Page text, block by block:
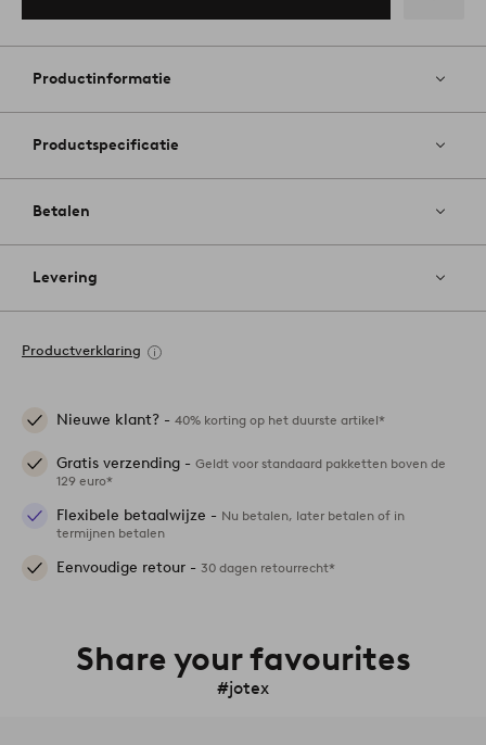
aan
Productinformatie
Productspecificatie
Betalen
Levering
Productverklaring
Nieuwe klant? - 40% korting op het duurste artikel*
Gratis verzending - Geldt voor standaard pakketten boven de
129 euro*
Flexibele betaalwijze - Nu betalen, later betalen of in
termijnen betalen
Eenvoudige retour - 30 dagen retourrecht*
Share your favourites
#jotex